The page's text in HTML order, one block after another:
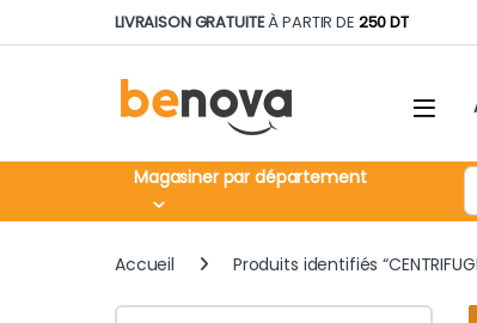
Skip to navigation
Skip to contentLIVRAISON GRATUITEÀ PARTIR DE 250 DT
Magasiner par département
Accueil Produits identifiés